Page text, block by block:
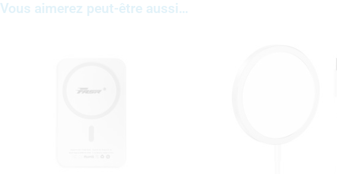
Vous aimerez peut-être aussi…